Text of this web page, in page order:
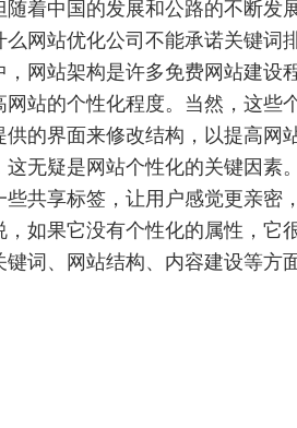
着中国的发展和公路的不断
网站优化公司不能承诺关键词
站架构是许多免费网站建设
站的个性化程度。当然，这
的界面来修改结构，以提高网
疑是网站个性化的关键因素
共享标签，让用户感觉更亲密
果它没有个性化的属性，它
词、网站结构、内容建设等方